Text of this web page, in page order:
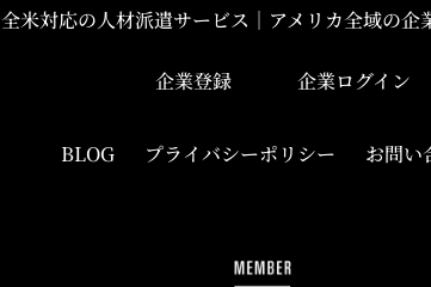
全米対応の人材派遣サービス｜アメリカ全域の
企業登録 企業ログイン
BLOG プライバシーポリシー お問い